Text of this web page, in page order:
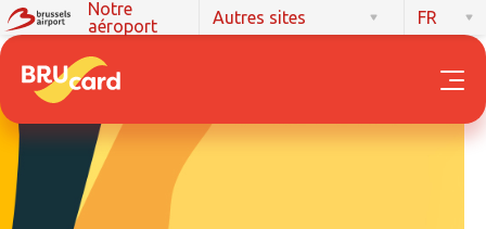
Notre
aéroport
Autres sites FR